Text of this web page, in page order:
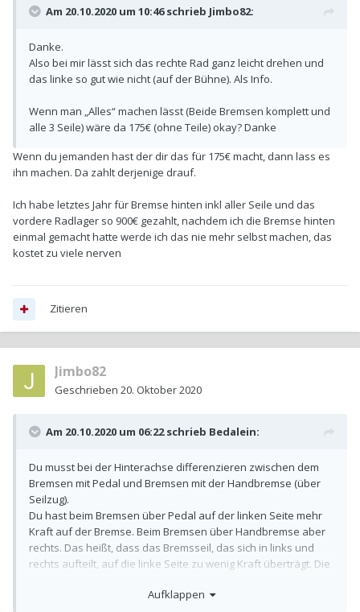
Am 20.10.2020 um 10:46 schrieb Jimbo82:
Danke.
Also bei mir lässt sich das rechte Rad ganz leicht drehen und
das linke so gut wie nicht (auf der Bühne). Als Info.
Wenn man „Alles“ machen lässt (Beide Bremsen komplett und
alle 3 Seile) wäre da 175€ (ohne Teile) okay? Danke
Wenn du jemanden hast der dir das für 175€ macht, dann lass es
ihn machen. Da zahlt derjenige drauf.
Ich habe letztes Jahr für Bremse hinten inkl aller Seile und das
vordere Radlager so 900€ gezahlt, nachdem ich die Bremse hinten
einmal gemacht hatte werde ich das nie mehr selbst machen, das
kostet zu viele nerven
Zitieren
Jimbo82
Geschrieben 20. Oktober 2020
Am 20.10.2020 um 06:22 schrieb Bedalein:
Du musst bei der Hinterachse differenzieren zwischen dem
Bremsen mit Pedal und Bremsen mit der Handbremse (über
Seilzug).
Du hast beim Bremsen über Pedal auf der linken Seite mehr
Kraft auf der Bremse. Beim Bremsen über Handbremse aber
rechts. Das heißt, dass das Bremsseil, das sich in links und
rechts aufteilt, auf die linke Seite zu wenig Kraft überträgt. Die
Wert der Pedalbremsung zeigt.
Aufklappen